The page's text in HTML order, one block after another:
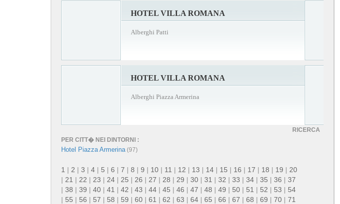
HOTEL VILLA ROMANA
Alberghi Patti
HOTEL VILLA ROMANA
Alberghi Piazza Armerina
RICERCA
PER CITT� NEI DINTORNI :
Hotel Piazza Armerina(97)
1 | 2 | 3 | 4 | 5 | 6 | 7 | 8 | 9 | 10 | 11 | 12 | 13 | 14 | 15 | 16 | 17 | 18 | 19 | 20
| 21 | 22 | 23 | 24 | 25 | 26 | 27 | 28 | 29 | 30 | 31 | 32 | 33 | 34 | 35 | 36 | 37
| 38 | 39 | 40 | 41 | 42 | 43 | 44 | 45 | 46 | 47 | 48 | 49 | 50 | 51 | 52 | 53 | 54
| 55 | 56 | 57 | 58 | 59 | 60 | 61 | 62 | 63 | 64 | 65 | 66 | 67 | 68 | 69 | 70 | 71